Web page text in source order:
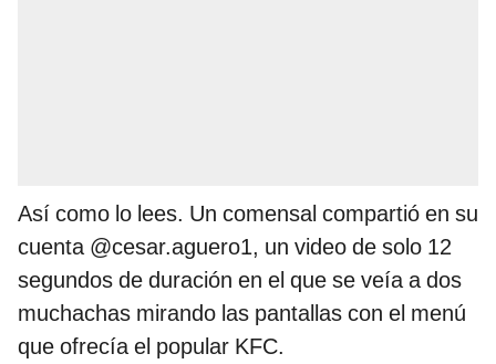
Así como lo lees. Un comensal compartió en su
cuenta @cesar.aguero1, un video de solo 12
segundos de duración en el que se veía a dos
muchachas mirando las pantallas con el menú
que ofrecía el popular KFC.